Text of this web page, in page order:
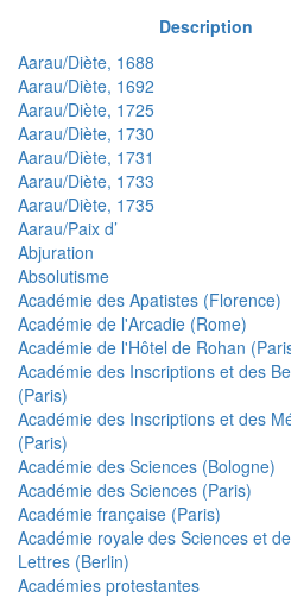
Description
Aarau/Diète, 1688
Aarau/Diète, 1692
Aarau/Diète, 1725
Aarau/Diète, 1730
Aarau/Diète, 1731
Aarau/Diète, 1733
Aarau/Diète, 1735
Aarau/Paix d’
Abjuration
Absolutisme
Académie des Apatistes (Florence)
Académie de l'Arcadie (Rome)
Académie de l'Hôtel de Rohan
Académie des Inscriptions et des
(Paris)
Académie des Inscriptions et des
(Paris)
Académie des Sciences (Bologne)
Académie des Sciences (Paris)
Académie française (Paris)
Académie royale des Sciences et
Lettres (Berlin)
Académies protestantes